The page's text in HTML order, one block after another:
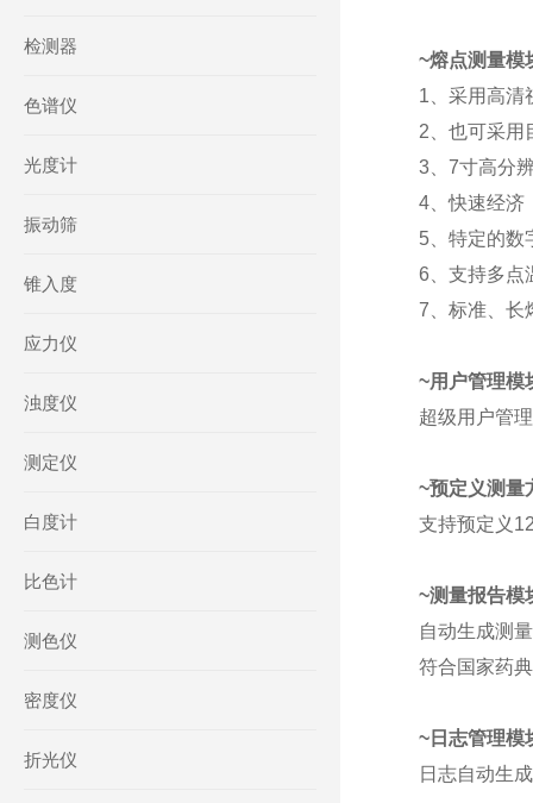
检测器
色谱仪
光度计
振动筛
锥入度
应力仪
浊度仪
测定仪
白度计
比色计
测色仪
密度仪
折光仪
~熔点测量模
1、 采用高清
2、 也可采用
3、 7寸高分
4、快速经济
5、 特定的数
6、 支持多点
7、 标准、长
~用户管理模
超级用户管
~预定义测量
支持预定义
~测量报告模
自动生成测
符合国家药
~日志管理模
日志自动生